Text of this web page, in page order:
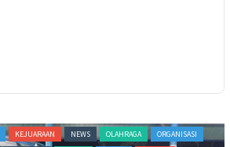
KEJUARAAN NEWS OLAHRAGA
ORGANISASI